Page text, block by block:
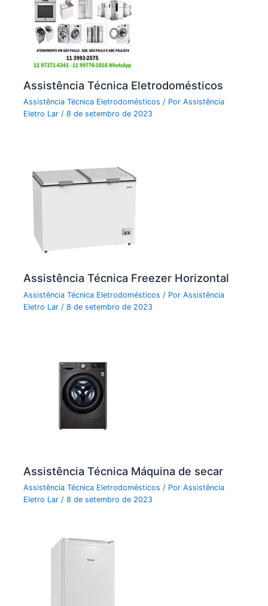
Assistência Técnica Eletrodomésticos
Assistência Técnica Eletrodomésticos / PorAssistência
Eletro Lar/8 de setembro de 2023
Assistência Técnica Freezer Horizontal
Assistência Técnica Eletrodomésticos / PorAssistência
Eletro Lar /8 de setembro de 2023
Assistência Técnica Máquina de secar
Assistência Técnica Eletrodomésticos / PorAssistência
Eletro Lar /8 de setembro de 2023